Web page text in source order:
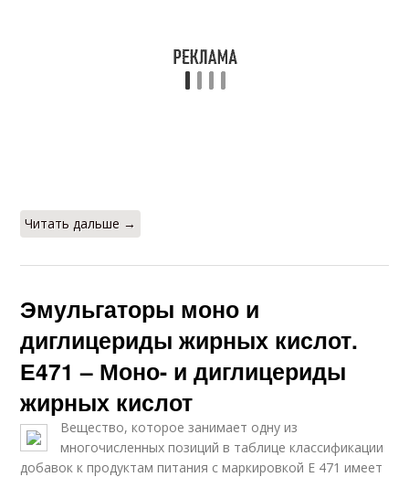
Читать дальше →
Эмульгаторы моно и
диглицериды жирных кислот.
Е471 – Моно- и диглицериды
жирных кислот
Вещество, которое занимает одну из
многочисленных позиций в таблице классификации
добавок к продуктам питания с маркировкой Е 471 имеет